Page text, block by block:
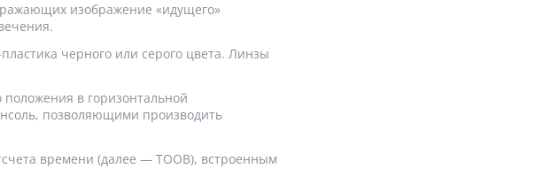
изображение «идущего»
черного или серого цвета. Линзы
в горизонтальной
позволяющими производить
времени (далее — ТООВ), встроенным